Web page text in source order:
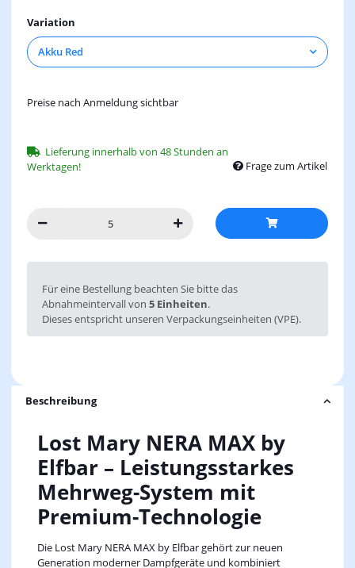
Variation
Akku Red
Preise nach Anmeldung sichtbar
Lieferung innerhalb von 48 Stunden an
Werktagen!
Frage zum Artikel
Für eine Bestellung beachten Sie bitte das
Abnahmeintervall von 5 Einheiten.
Dieses entspricht unseren Verpackungseinheiten (VPE).
Beschreibung
Lost Mary NERA MAX by
Elfbar – Leistungsstarkes
Mehrweg-System mit
Premium-Technologie
Die Lost Mary NERA MAX by Elfbar gehört zur neuen
Generation moderner Dampfgeräte und kombiniert